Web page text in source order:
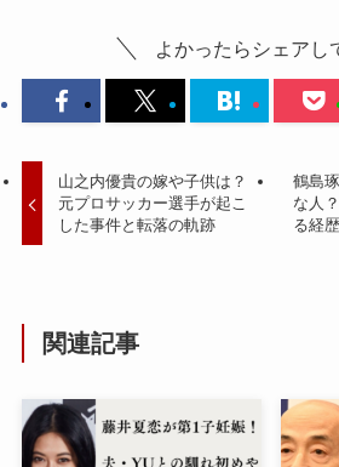
よかったらシェアし
山之内優貴の嫁や子供は？
元プロサッカー選手が起こ
した事件と転落の軌跡
鶴島
な人
る経
関連記事